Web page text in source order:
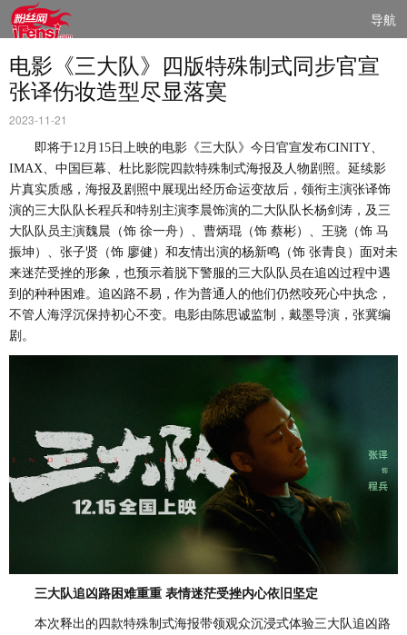
导航
电影《三大队》四版特殊制式同步官宣
张译伤妆造型尽显落寞
2023-11-21
即将于12月15日上映的电影《三大队》今日官宣发布CINITY、
IMAX、中国巨幕、杜比影院四款特殊制式海报及人物剧照。延续影
片真实质感，海报及剧照中展现出经历命运变故后， 领衔主演张译饰
演的三大队队长程兵和特别主演李晨饰演的二大队队长杨剑涛 ， 及三
大队队员主演魏晨 （饰 徐一舟）、 曹炳琨 （饰 蔡彬）、 王骁 （饰 马
振坤 ）、 张子贤 （饰 廖健 ） 和友情出演的杨新鸣 （饰 张青良 ） 面对未
来迷茫受挫的形象，也预示着脱下警服的三大队队员在追凶过程中遇
到的种种困难。追凶路不易，作为普通人的他们仍然咬死心中执念，
不管人海浮沉保持初心不变。电影由陈思诚监制，戴墨导演，张冀编
剧。
三大队追凶路困难重重 表情迷茫受挫内心依旧坚定
本次释出的四款特殊制式海报带领观众沉浸式体验三大队追凶路